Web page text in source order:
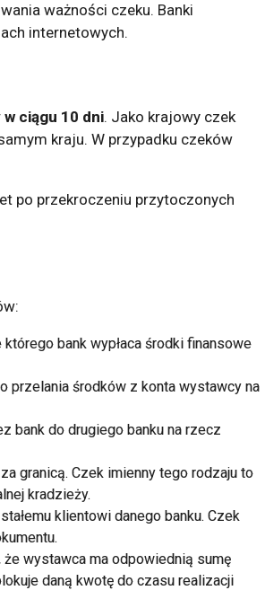
ważności czeku. Banki
internetowych.
ciągu 10 dni. Jako krajowy czek
kraju. W przypadku czeków
po przekroczeniu przytoczonych
bank wypłaca środki finansowe
przelania środków z konta wystawcy na
bank do drugiego banku na rzecz
granicą. Czek imienny tego rodzaju to
kradzieży.
klientowi danego banku. Czek
wystawca ma odpowiednią sumę
daną kwotę do czasu realizacji